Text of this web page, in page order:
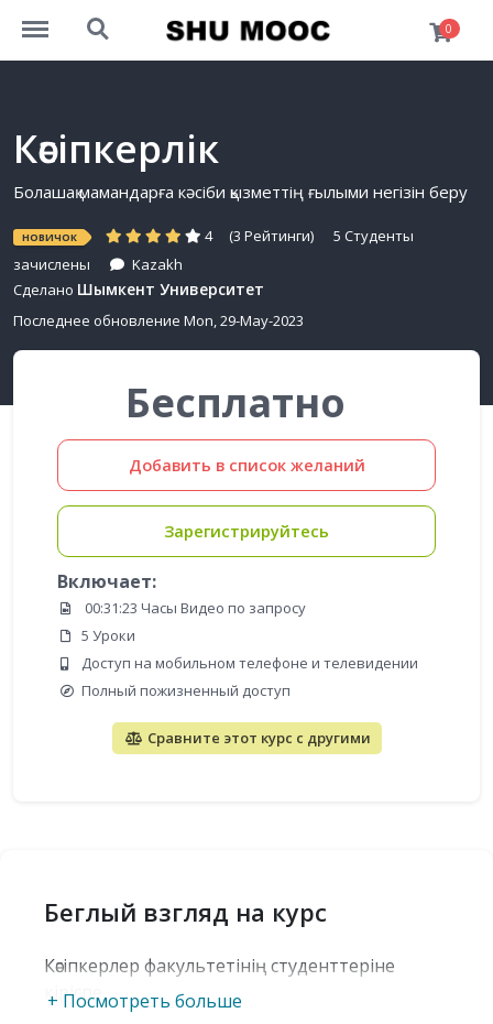
http://mooc.univershu.edu.kz/menu
http://mooc.univershu.edu.kz/search 0
Кәсіпкерлік
Болашақ мамандарға кәсіби қызметтің ғылыми негізін беру
НОВИЧОК 4 (3 Рейтинги)
5 Студенты
зачислены
Kazakh
Сделано Шымкент Университет
Последнее обновление Mon, 29-May-2023
+ Посмотреть больше
Беглый взгляд на курс
Кәсіпкерлер факультетінің студенттеріне
кіріспе
Бесплатно
Добавить в список желаний
Зарегистрируйтесь
Включает:
00:31:23 Часы Видео по запросу
5 Уроки
Доступ на мобильном телефоне и телевидении
Полный пожизненный доступ
Сравните этот курс с другими